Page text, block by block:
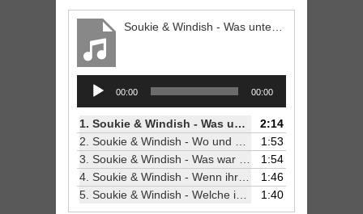
Audio
Player
00:00 00:00
1. Soukie & Windish - Was unterscheidet das Berliner Publikum von dem in anderen Städten?
2:14
2. Soukie & Windish - Wo und wie war eure erste Berliner-Club-Erfahrung?
1:53
3. Soukie & Windish - Was war das erste was ihr gemacht habt, als ihr nach Berlin gekommen seid?
1:54
4. Soukie & Windish - Wenn ihr nicht in Berlin seid, wo seid ihr dann?
1:46
5. Soukie & Windish - Welche ist eure Lieblingsubahn-Linie und warum? 1:40